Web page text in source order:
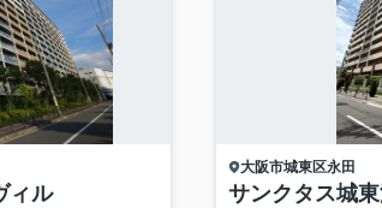
ィル
大阪市城東区永田
サンクタス城